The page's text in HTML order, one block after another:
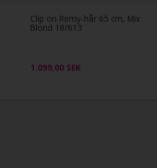
Clip on Remy-hår 65 cm, Mix
Blond 18/613
1.099,00 SEK